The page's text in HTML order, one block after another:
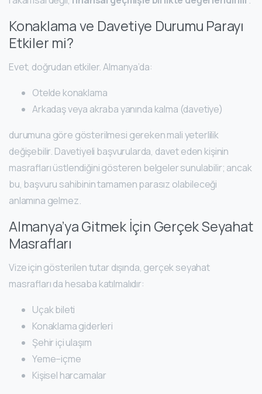
Konaklama ve Davetiye Durumu Parayı
Etkiler mi?
Evet, doğrudan etkiler. Almanya’da:
Otelde konaklama
Arkadaş veya akraba yanında kalma (davetiye)
durumuna göre gösterilmesi gereken mali yeterlilik
değişebilir. Davetiyeli başvurularda, davet eden kişinin
masrafları üstlendiğini gösteren belgeler sunulabilir; ancak
bu, başvuru sahibinin tamamen parasız olabileceği
anlamına gelmez.
Almanya’ya Gitmek İçin Gerçek Seyahat
Masrafları
Vize için gösterilen tutar dışında, gerçek seyahat
masrafları da hesaba katılmalıdır:
Uçak bileti
Konaklama giderleri
Şehir içi ulaşım
Yeme–içme
Kişisel harcamalar